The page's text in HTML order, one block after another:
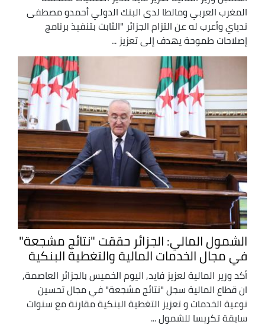
المغرب العربي ومالطا لدى البنك الدولي أحمدو مصطفى
ندياي وأعرب له عن التزام الجزائر "الثابت بتنفيذ برنامج
إصلاحات طموحة يهدف إلى تعزيز ...
الشمول المالي: الجزائر حققت "نتائج مشجعة"
في مجال الخدمات المالية والتغطية البنكية
أكد وزير المالية لعزيز فايد, اليوم الخميس بالجزائر العاصمة,
ان قطاع المالية سجل "نتائج مشجعة" في مجال تحسين
نوعية الخدمات و تعزيز التغطية البنكية مقارنة مع سنوات
سابقة تكريسا للشمول ...